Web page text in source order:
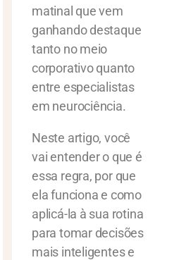
matinal que vem
ganhando destaque
tanto no meio
corporativo quanto
entre especialistas
em neurociência.
Neste artigo, você
vai entender o que é
essa regra, por que
ela funciona e como
aplicá-la à sua rotina
para tomar decisões
mais inteligentes e